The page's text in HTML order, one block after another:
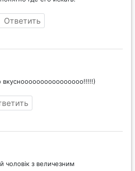
Ответить
вкусноооооооооооооооо!!!!!)
з величезним